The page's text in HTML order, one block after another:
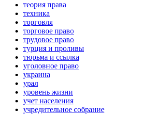
теория права
техника
торговля
торговое право
трудовое право
турция и проливы
тюрьма и ссылка
уголовное право
украина
урал
уровень жизни
учет населения
учредительное собрание